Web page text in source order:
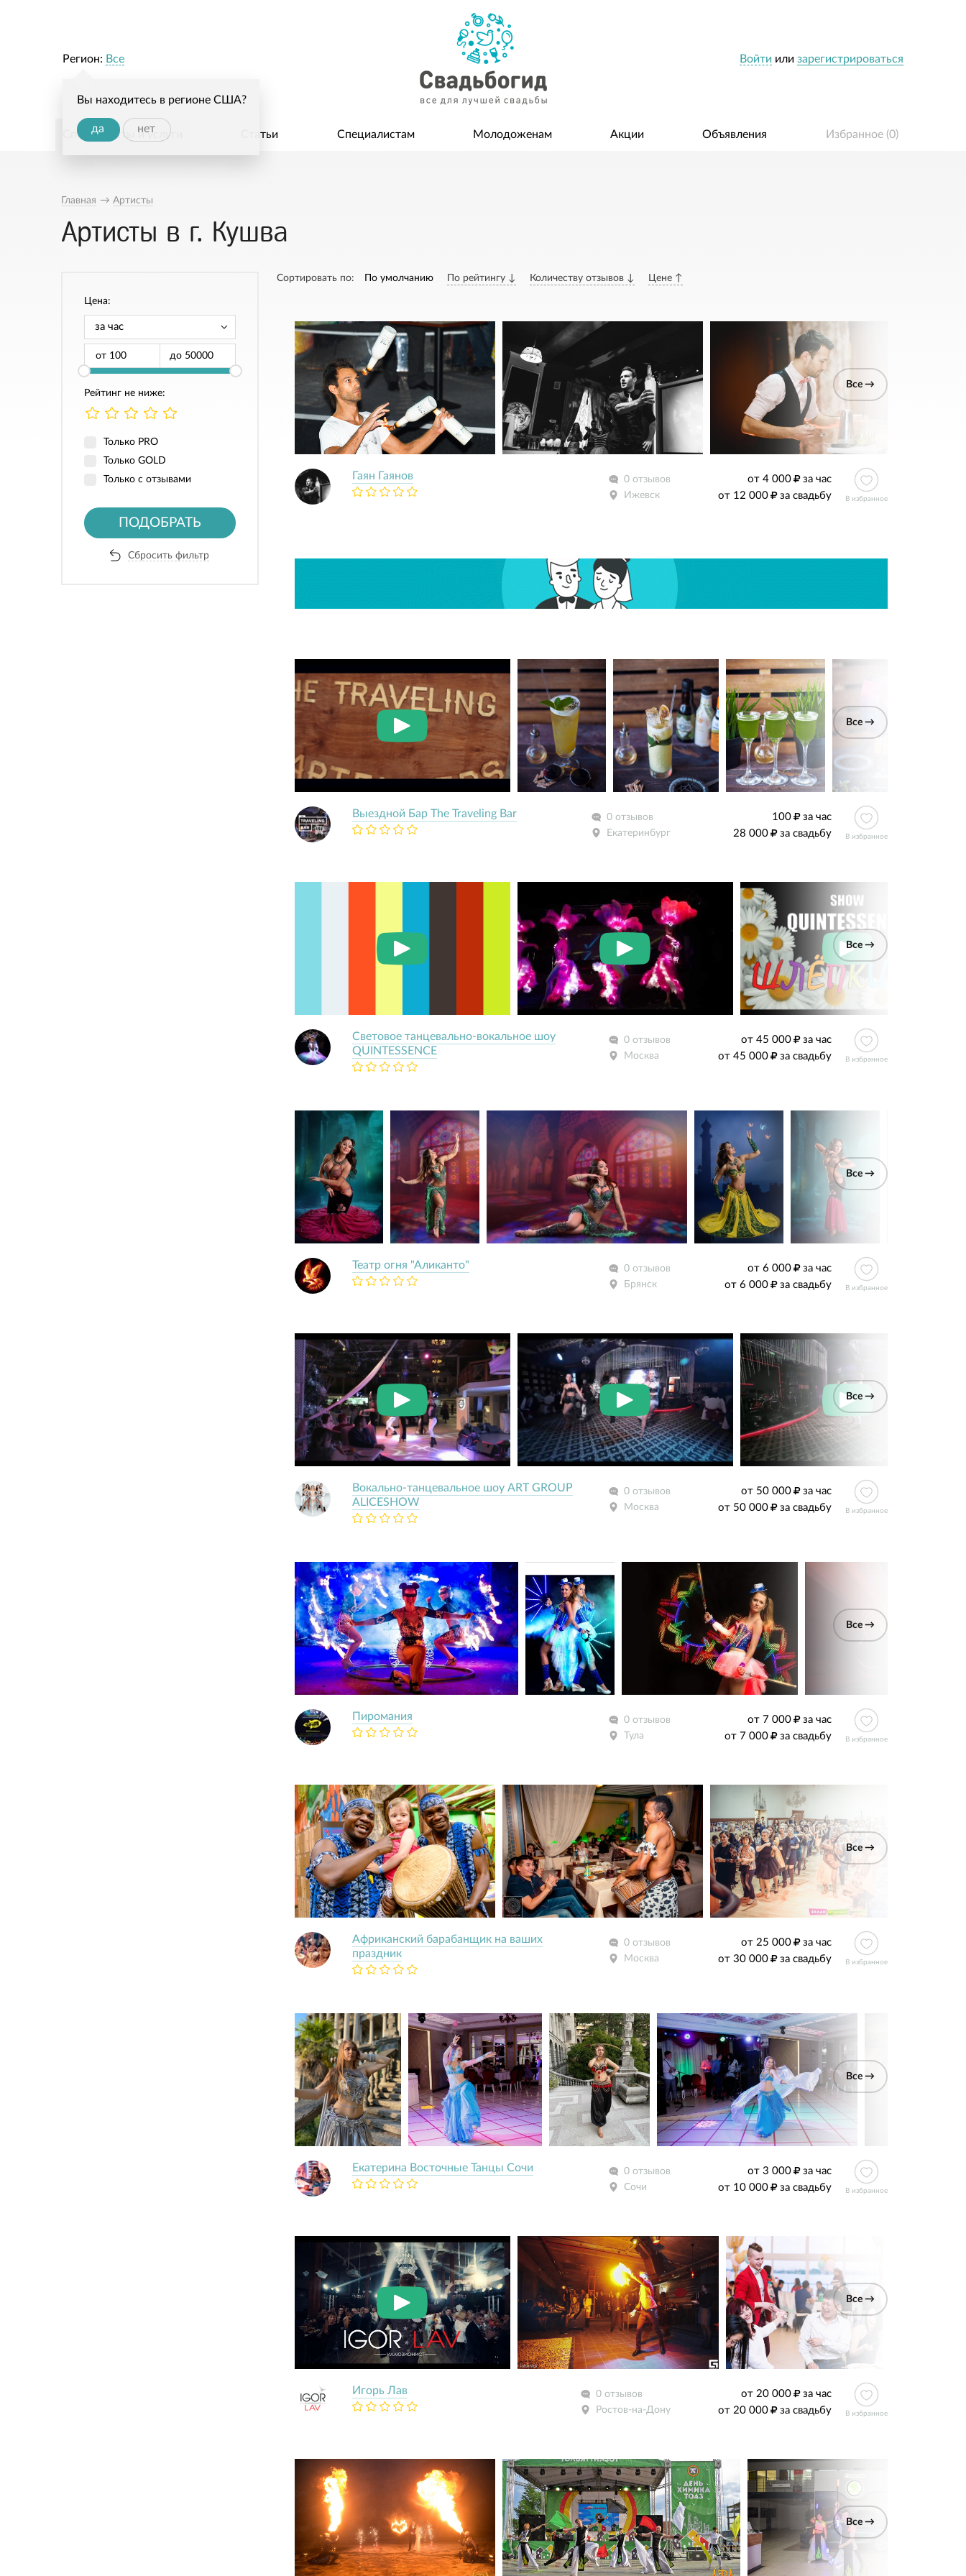
Войти или зарегистрироваться
Регион: Все
Вы находитесь в регионе США?
да нет
Специалисты и услуги Статьи Специалистам Молодоженам Акции Объявления Избранное (0)
Главная → Артисты
Артисты в г. Кушва
Цена:
от до
Рейтинг не ниже:
Только PRO
Только GOLD
Только с отзывами
ПОДОБРАТЬ
Сбросить фильтр
Сортировать по: По умолчанию По рейтингу ↓ Количеству отзывов ↓ Цене ↑
Все →
Гаян Гаянов
0 отзывов
Ижевск
от 4 000
за час
от 12 000
за свадьбу В избранное
Все →
Выездной Бар The Traveling Bar
0 отзывов
Екатеринбург
100
за час
28 000
за свадьбу В избранное
Все →
Световое танцевально-вокальное шоу
QUINTESSENCE
0 отзывов
Москва
от 45 000
за час
от 45 000
за свадьбу В избранное
Все →
Театр огня "Аликанто"
0 отзывов
Брянск
от 6 000
за час
от 6 000
за свадьбу В избранное
Все →
Вокально-танцевальное шоу ART GROUP
ALICESHOW
0 отзывов
Москва
от 50 000
за час
от 50 000
за свадьбу В избранное
Все →
Пиромания
0 отзывов
Тула
от 7 000
за час
от 7 000
за свадьбу В избранное
Все →
Африканский барабанщик на ваших
праздник
0 отзывов
Москва
от 25 000
за час
от 30 000
за свадьбу В избранное
Все →
Екатерина Восточные Танцы Сочи
0 отзывов
Сочи
от 3 000
за час
от 10 000
за свадьбу В избранное
Все →
Игорь Лав
0 отзывов
Ростов-на-Дону
от 20 000
за час
от 20 000
за свадьбу В избранное
Все →